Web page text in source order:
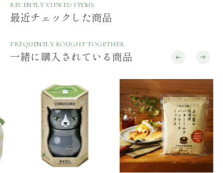
RECENTLY VIEWED ITEMS
最近チェックした商品
FREQUENTLY BOUGHT TOGETHER
一緒に購入されている商品